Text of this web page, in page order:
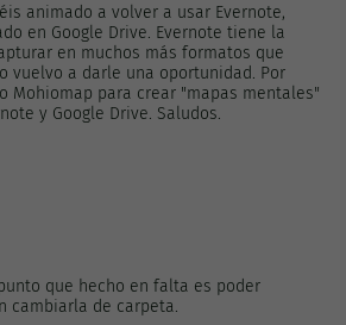
animado a volver a usar Evernote,
en Google Drive. Evernote tiene la
en muchos más formatos que
vuelvo a darle una oportunidad. Por
Mohiomap para crear "mapas mentales"
y Google Drive. Saludos.
que hecho en falta es poder
cambiarla de carpeta.